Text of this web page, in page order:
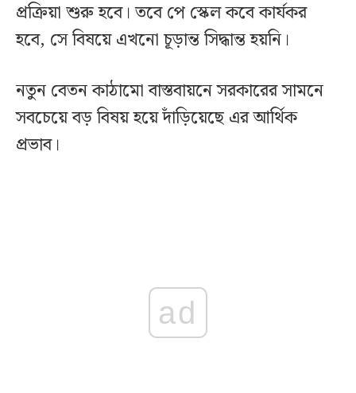
প্রক্রিয়া শুরু হবে। তবে পে স্কেল কবে কার্যকর
হবে, সে বিষয়ে এখনো চূড়ান্ত সিদ্ধান্ত হয়নি।
নতুন বেতন কাঠামো বাস্তবায়নে সরকারের সামনে
সবচেয়ে বড় বিষয় হয়ে দাঁড়িয়েছে এর আর্থিক
প্রভাব।
ad